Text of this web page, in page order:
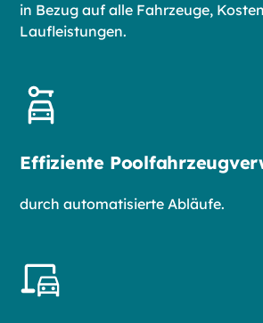
in Bezug auf alle Fahrzeuge,
Laufleistungen.
Effiziente
durch automatisierte Abläufe.